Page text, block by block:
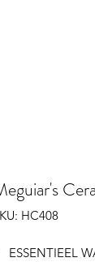
HC408
ESSENTIEEL